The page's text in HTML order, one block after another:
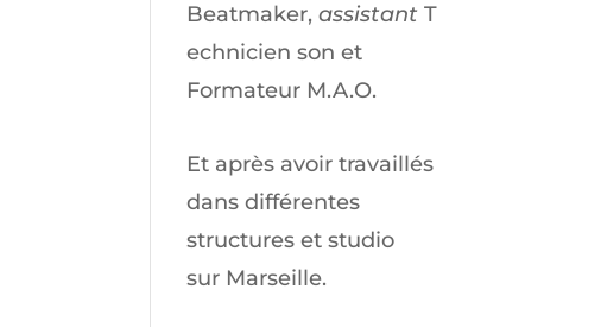
Beatmaker, assistant T
echnicien son et
Formateur M.A.O.
Et après avoir travaillés
dans différentes
structures et studio
sur Marseille.